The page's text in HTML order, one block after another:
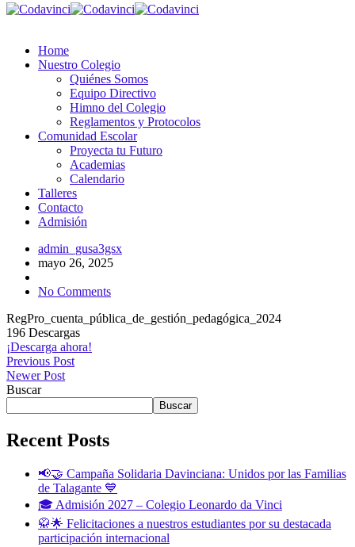
Home
Nuestro Colegio
Quiénes Somos
Equipo Directivo
Himno del Colegio
Reglamentos y Protocolos
Comunidad Escolar
Proyecta tu Futuro
Academias
Calendario
Talleres
Contacto
Admisión
admin_gusa3gsx
mayo 26, 2025
No Comments
RegPro_cuenta_pública_de_gestión_pedagógica_2024
196 Descargas
¡Descarga ahora!
Previous Post
Newer Post
Buscar
Buscar
Recent Posts
📢🤝 Campaña Solidaria Davinciana: Unidos por las Familias
de Talagante 💙
🎓 Admisión 2027 – Colegio Leonardo da Vinci
🥋🌟 Felicitaciones a nuestros estudiantes por su destacada
participación internacional